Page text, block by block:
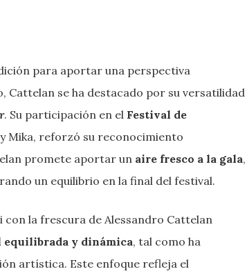
para aportar una perspectiva
Cattelan se ha destacado por su versatilidad
. Su participación en el Festival de
Mika, reforzó su reconocimiento
promete aportar un aire fresco a la gala,
un equilibrio en la final del festival.
la frescura de Alessandro Cattelan
equilibrada y dinámica, tal como ha
artística. Este enfoque refleja el